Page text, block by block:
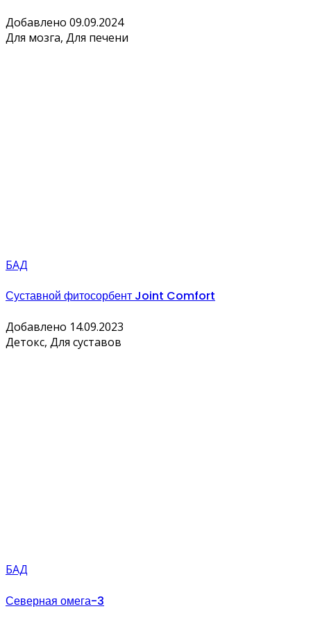
Добавлено 09.09.2024
Для мозга, Для печени
БАД
Суставной фитосорбент Joint Comfort
Добавлено 14.09.2023
Детокс, Для суставов
БАД
Северная омега-3